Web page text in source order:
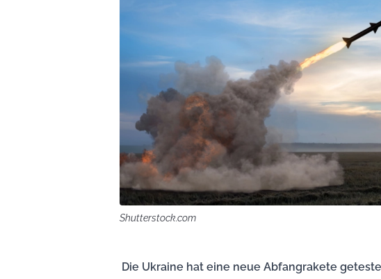
Shutterstock.com
Die Ukraine hat eine neue Abfangrakete